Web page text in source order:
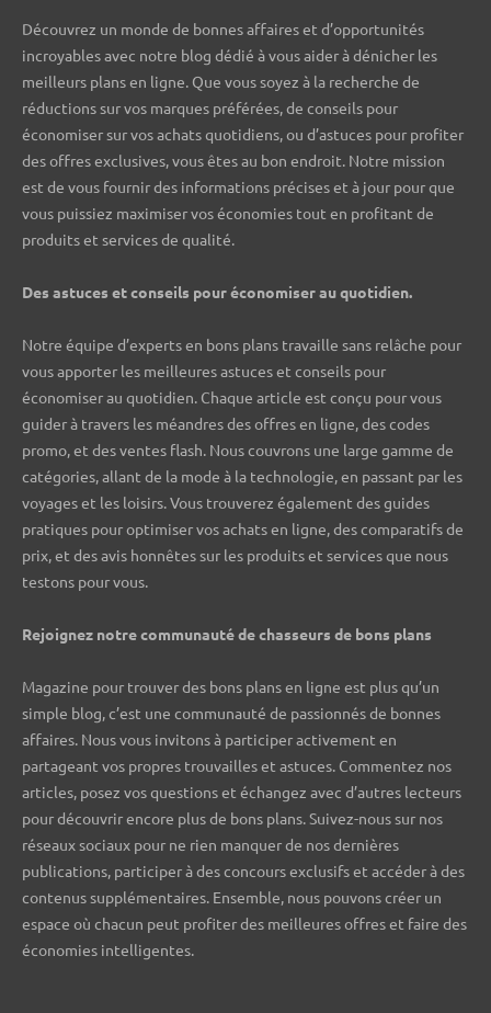
Découvrez un monde de bonnes affaires et d’opportunités
incroyables avec notre blog dédié à vous aider à dénicher les
meilleurs plans en ligne. Que vous soyez à la recherche de
réductions sur vos marques préférées, de conseils pour
économiser sur vos achats quotidiens, ou d’astuces pour profiter
des offres exclusives, vous êtes au bon endroit. Notre mission
est de vous fournir des informations précises et à jour pour que
vous puissiez maximiser vos économies tout en profitant de
produits et services de qualité.
Des astuces et conseils pour économiser au quotidien.
Notre équipe d’experts en bons plans travaille sans relâche pour
vous apporter les meilleures astuces et conseils pour
économiser au quotidien. Chaque article est conçu pour vous
guider à travers les méandres des offres en ligne, des codes
promo, et des ventes flash. Nous couvrons une large gamme de
catégories, allant de la mode à la technologie, en passant par les
voyages et les loisirs. Vous trouverez également des guides
pratiques pour optimiser vos achats en ligne, des comparatifs de
prix, et des avis honnêtes sur les produits et services que nous
testons pour vous.
Rejoignez notre communauté de chasseurs de bons plans ️
Magazine pour trouver des bons plans en ligne est plus qu’un
simple blog, c’est une communauté de passionnés de bonnes
affaires. Nous vous invitons à participer activement en
partageant vos propres trouvailles et astuces. Commentez nos
articles, posez vos questions et échangez avec d’autres lecteurs
pour découvrir encore plus de bons plans. Suivez-nous sur nos
réseaux sociaux pour ne rien manquer de nos dernières
publications, participer à des concours exclusifs et accéder à des
contenus supplémentaires. Ensemble, nous pouvons créer un
espace où chacun peut profiter des meilleures offres et faire des
économies intelligentes.